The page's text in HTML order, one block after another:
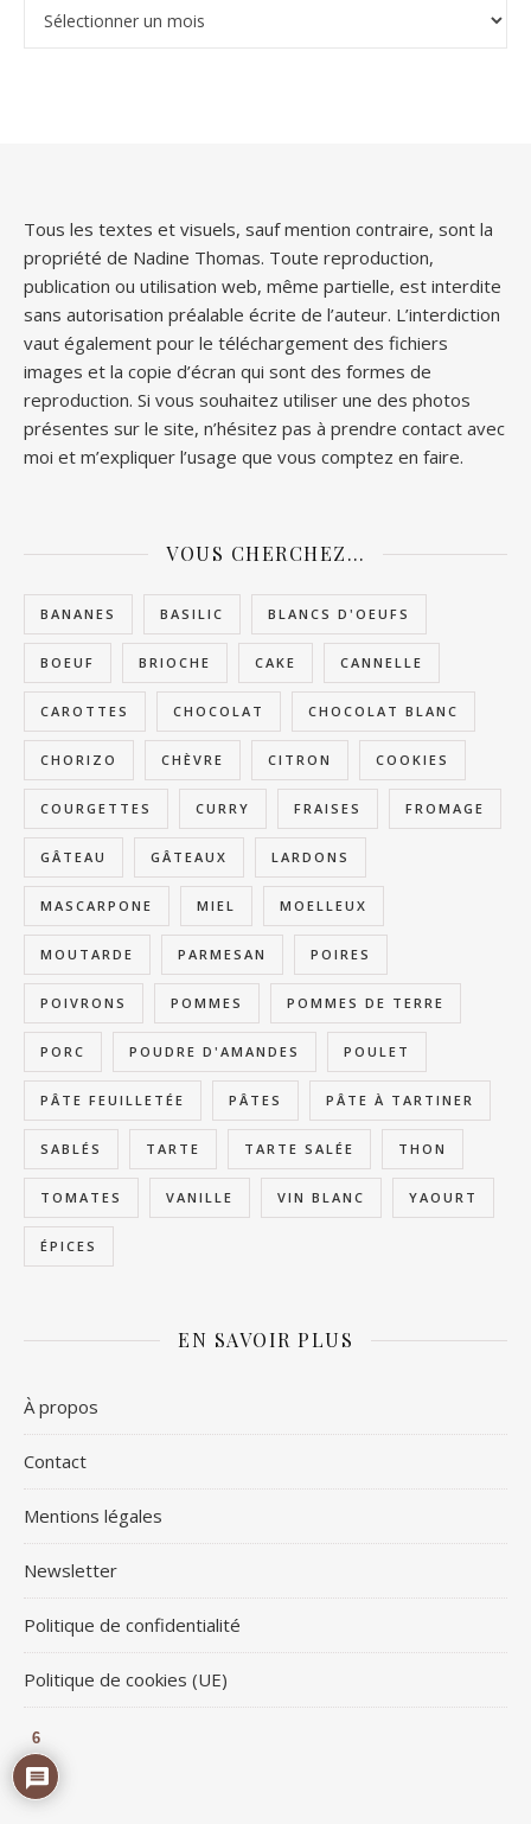
Tous les textes et visuels, sauf mention contraire, sont la
propriété de Nadine Thomas. Toute reproduction,
publication ou utilisation web, même partielle, est interdite
sans autorisation préalable écrite de l’auteur. L’interdiction
vaut également pour le téléchargement des fichiers
images et la copie d’écran qui sont des formes de
reproduction. Si vous souhaitez utiliser une des photos
présentes sur le site, n’hésitez pas à prendre contact avec
moi et m’expliquer l’usage que vous comptez en faire.
VOUS CHERCHEZ…
BANANES BASILIC BLANCS D'OEUFS
BOEUF BRIOCHE CAKE CANNELLE
CAROTTES CHOCOLAT CHOCOLAT BLANC
CHORIZO CHÈVRE CITRON COOKIES
COURGETTES CURRY FRAISES FROMAGE
GÂTEAU GÂTEAUX LARDONS
MASCARPONE MIEL MOELLEUX
MOUTARDE PARMESAN POIRES
POIVRONS POMMES POMMES DE TERRE
PORC POUDRE D'AMANDES POULET
PÂTE FEUILLETÉE PÂTES PÂTE À TARTINER
SABLÉS TARTE TARTE SALÉE THON
TOMATES VANILLE VIN BLANC YAOURT
ÉPICES
EN SAVOIR PLUS
À propos
Contact
Mentions légales
Newsletter
Politique de confidentialité
Politique de cookies (UE)
6